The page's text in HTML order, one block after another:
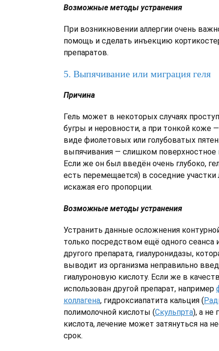
Возможные методы устранения
При возникновении аллергии очень
помощь и сделать инъекцию
препаратов.
5. Выпячивание или миграция геля
Причина
Гель может в некоторых случаях
бугры и неровности, а при тонкой коже
виде фиолетовых или голубоватых
выпячивания — слишком поверхностное
Если же он был введён очень глубоко,
есть перемещается) в соседние
искажая его пропорции.
Возможные методы устранения
Устранить данные осложнения
только посредством ещё одного сеанса
другого препарата, гиалуронидазы,
выводит из организма неправильно
гиалуроновую кислоту. Если же в
использован другой препарат, например
коллагена, гидроксиапатита кальция (
полимолочной кислоты (Скульпрта), а не
кислота, лечение может затянуться на
срок.